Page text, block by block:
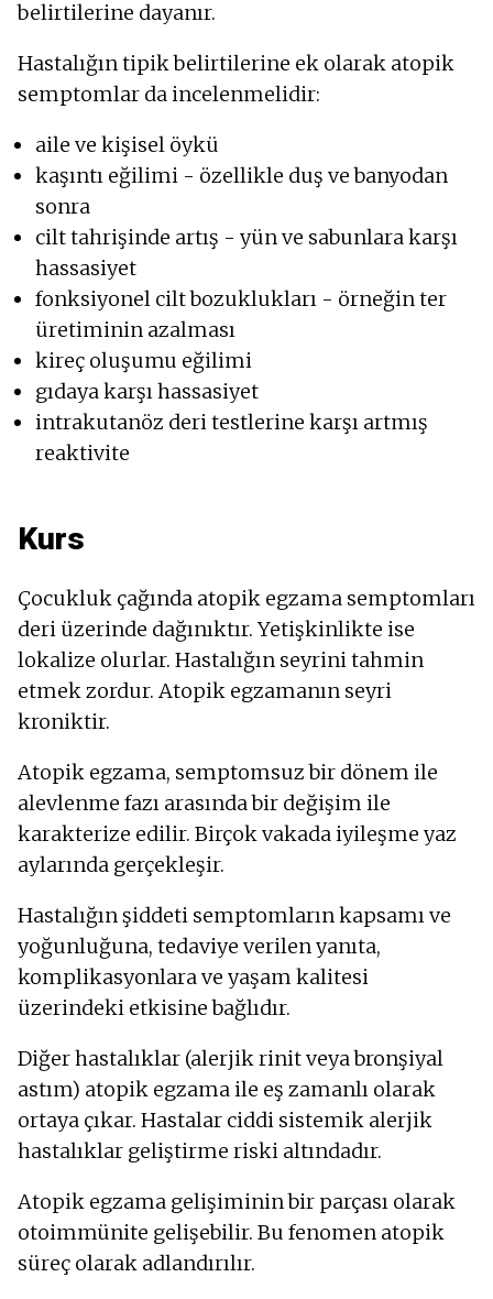
belirtilerine dayanır.
Hastalığın tipik belirtilerine ek olarak atopik
semptomlar da incelenmelidir:
aile ve kişisel öykü
kaşıntı eğilimi - özellikle duş ve banyodan
sonra
cilt tahrişinde artış - yün ve sabunlara karşı
hassasiyet
fonksiyonel cilt bozuklukları - örneğin ter
üretiminin azalması
kireç oluşumu eğilimi
gıdaya karşı hassasiyet
intrakutanöz deri testlerine karşı artmış
reaktivite
Kurs
Çocukluk çağında atopik egzama semptomları
deri üzerinde dağınıktır. Yetişkinlikte ise
lokalize olurlar. Hastalığın seyrini tahmin
etmek zordur. Atopik egzamanın seyri
kroniktir.
Atopik egzama, semptomsuz bir dönem ile
alevlenme fazı arasında bir değişim ile
karakterize edilir. Birçok vakada iyileşme yaz
aylarında gerçekleşir.
Hastalığın şiddeti semptomların kapsamı ve
yoğunluğuna, tedaviye verilen yanıta,
komplikasyonlara ve yaşam kalitesi
üzerindeki etkisine bağlıdır.
Diğer hastalıklar (alerjik rinit veya bronşiyal
astım) atopik egzama ile eş zamanlı olarak
ortaya çıkar. Hastalar ciddi sistemik alerjik
hastalıklar geliştirme riski altındadır.
Atopik egzama gelişiminin bir parçası olarak
otoimmünite gelişebilir. Bu fenomen atopik
süreç olarak adlandırılır.